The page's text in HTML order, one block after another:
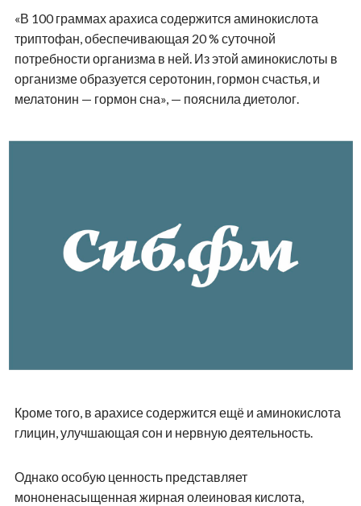
«В 100 граммах арахиса содержится аминокислота
триптофан, обеспечивающая 20 % суточной
потребности организма в ней. Из этой аминокислоты в
организме образуется серотонин, гормон счастья, и
мелатонин — гормон сна», — пояснила диетолог.
Кроме того, в арахисе содержится ещё и аминокислота
глицин, улучшающая сон и нервную деятельность.
Однако особую ценность представляет
мононенасыщенная жирная олеиновая кислота,